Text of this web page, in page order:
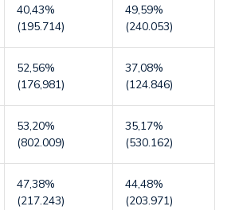
40,43%
(195.714)
49,59%
(240.053)
52,56%
(176,981)
37,08%
(124.846)
53,20%
(802.009)
35,17%
(530.162)
47,38%
(217.243)
44,48%
(203.971)